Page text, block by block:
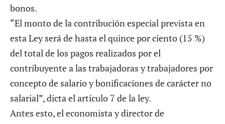
bonos.
“El monto de la contribución especial prevista en
esta Ley será de hasta el quince por ciento (15 %)
del total de los pagos realizados por el
contribuyente a las trabajadoras y trabajadores por
concepto de salario y bonificaciones de carácter no
salarial”, dicta el artículo 7 de la ley.
Antes esto, el economista y director de